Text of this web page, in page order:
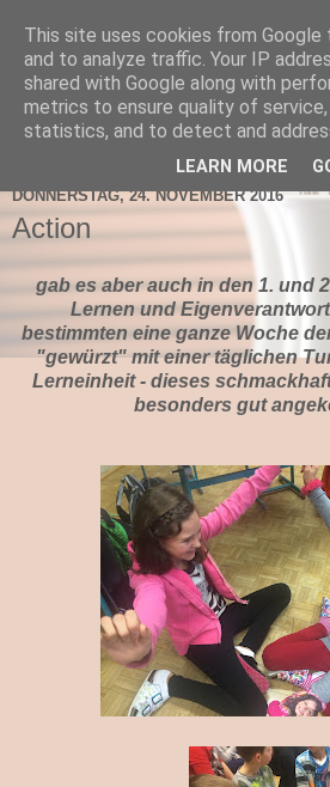
TNMS Bad
DONNERSTAG, 24. NOVEMBER 2016
Action
gab es aber auch in den 1. und
Lernen und
bestimmten eine ganze Woche
"gewürzt" mit einer täglichen
Lerneinheit - dieses
besonders gut
This site uses cookies from
and to analyze traffic. Your IP
shared with Google along with
metrics to ensure quality of
statistics, and to detect and
LEARN MORE